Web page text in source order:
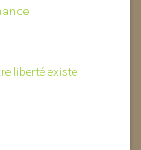
liberté existe